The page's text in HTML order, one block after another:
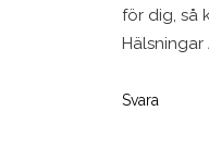
för dig, så
Svara